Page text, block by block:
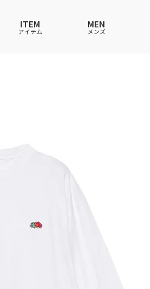
ITEM
アイテム
MEN
メンズ
ファッショングッズ